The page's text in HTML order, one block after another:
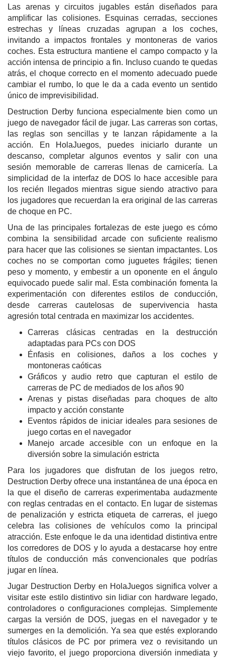
Las arenas y circuitos jugables están diseñados para
amplificar las colisiones. Esquinas cerradas, secciones
estrechas y líneas cruzadas agrupan a los coches,
invitando a impactos frontales y montoneras de varios
coches. Esta estructura mantiene el campo compacto y la
acción intensa de principio a fin. Incluso cuando te quedas
atrás, el choque correcto en el momento adecuado puede
cambiar el rumbo, lo que le da a cada evento un sentido
único de imprevisibilidad.
Destruction Derby funciona especialmente bien como un
juego de navegador fácil de jugar. Las carreras son cortas,
las reglas son sencillas y te lanzan rápidamente a la
acción. En HolaJuegos, puedes iniciarlo durante un
descanso, completar algunos eventos y salir con una
sesión memorable de carreras llenas de carnicería. La
simplicidad de la interfaz de DOS lo hace accesible para
los recién llegados mientras sigue siendo atractivo para
los jugadores que recuerdan la era original de las carreras
de choque en PC.
Una de las principales fortalezas de este juego es cómo
combina la sensibilidad arcade con suficiente realismo
para hacer que las colisiones se sientan impactantes. Los
coches no se comportan como juguetes frágiles; tienen
peso y momento, y embestir a un oponente en el ángulo
equivocado puede salir mal. Esta combinación fomenta la
experimentación con diferentes estilos de conducción,
desde carreras cautelosas de supervivencia hasta
agresión total centrada en maximizar los accidentes.
Carreras clásicas centradas en la destrucción
adaptadas para PCs con DOS
Énfasis en colisiones, daños a los coches y
montoneras caóticas
Gráficos y audio retro que capturan el estilo de
carreras de PC de mediados de los años 90
Arenas y pistas diseñadas para choques de alto
impacto y acción constante
Eventos rápidos de iniciar ideales para sesiones de
juego cortas en el navegador
Manejo arcade accesible con un enfoque en la
diversión sobre la simulación estricta
Para los jugadores que disfrutan de los juegos retro,
Destruction Derby ofrece una instantánea de una época en
la que el diseño de carreras experimentaba audazmente
con reglas centradas en el contacto. En lugar de sistemas
de penalización y estricta etiqueta de carreras, el juego
celebra las colisiones de vehículos como la principal
atracción. Este enfoque le da una identidad distintiva entre
los corredores de DOS y lo ayuda a destacarse hoy entre
títulos de conducción más convencionales que podrías
jugar en línea.
Jugar Destruction Derby en HolaJuegos significa volver a
visitar este estilo distintivo sin lidiar con hardware legado,
controladores o configuraciones complejas. Simplemente
cargas la versión de DOS, juegas en el navegador y te
sumerges en la demolición. Ya sea que estés explorando
títulos clásicos de PC por primera vez o revisitando un
viejo favorito, el juego proporciona diversión inmediata y